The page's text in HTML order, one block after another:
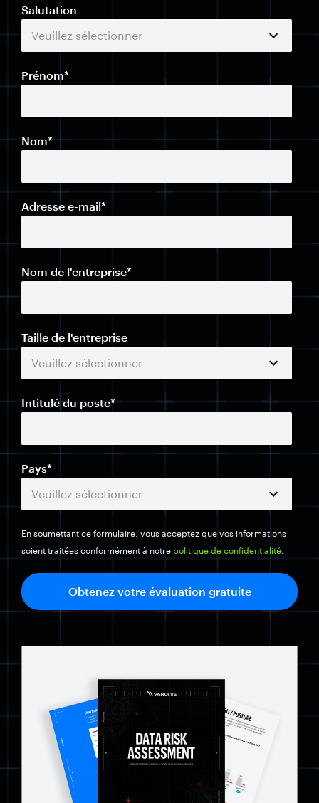
Salutation
Prénom*
Nom*
Adresse e-mail*
Nom de l'entreprise*
Taille de l'entreprise
Intitulé du poste*
Pays*
En soumettant ce formulaire, vous acceptez que vos informations
soient traitées conformément à notre politique de confidentialité